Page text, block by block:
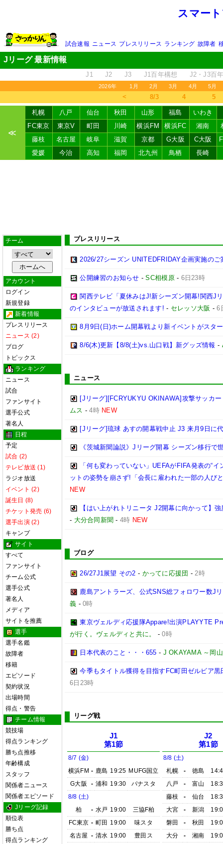
スマー
試合速報 ニュース プレスリリース ランキング 故障者
Jリーグ 最新情報
J1 J2 J3 J1百年構想 J2・J3百
2026年 1月 2月 3月 4月 5月
＜ 8/3 4 5
≪
札幌 八戸 仙台 秋田 山形 福島
いわき
FC東京
東京V 町田 川崎 横浜FM 横浜FC 湘南
藤枝
名古屋 岐阜 滋賀 京都 G大阪 C大阪
愛媛
今治 高知 福岡 北九州 鳥栖 長崎
チーム
アカウント
ログイン
新規登録
新着情報
プレスリリース
ニュース (2)
ブログ
トピックス
ランキング
ニュース
試合
ファンサイト
選手公式
著名人
日程
予定
試合 (2)
テレビ放送 (1)
ラジオ放送
イベント (2)
誕生日 (8)
チケット発売 (6)
選手出演 (2)
キャンプ
サイト
すべて
ファンサイト
チーム公式
選手公式
著名人
メディア
サイトを推薦
選手
選手名鑑
故障者
移籍
エピソード
契約状況
出場時間
得点・警告
チーム情報
競技場
得点ランキング
勝ち点推移
年齢構成
スタッフ
関係者ニュース
関係者エピソード
Jリーグ記録
順位表
勝ち点
得点ランキング
プレスリリース
2026/27シーズン UNITEDFRIDAY企画実施のご
公開練習のお知らせ -SC相模原- 6日23時
関西テレビ「夏休みはJ!新シーズン開幕!関西J
のインタビューが放送されます! - セレッソ大阪 -6
8月9日(日)ホーム開幕戦より新イベントがスタ
8/6(木)更新【8/8(土)vs.山口戦】新グッズ情報 -
ニュース
[Jリーグ][FCRYUKYU OKINAWA]攻撃サッカ
ムス -4時 NEW
[Jリーグ]琉球 あすの開幕戦中止 J3 来月9日に
《茨城新聞論説》Jリーグ開幕 シーズン移行で
「何も変わっていない」UEFAがFIFA発表の“
ットの姿勢を崩さず!「会長に雇われた一部の人び
NEW
【はい上がれトリニータ J2開幕に向かって】
- 大分合同新聞 - 4時 NEW
ブログ
26/27J1展望 その2 - かってに応援団 -2時
鹿島アントラーズ、公式SNS総フォロワー数J
義 -0時
東京ヴェルディ応援隊Appare!出演PLAYYTE
が行く。ヴェルディと共に。
-0時
日本代表のこと・・・655 - J OKAYAMA ～岡
今季もタイトル獲得を目指すFC町田ゼルビア
6日23時
リーグ戦
J1
第1節
8/7 (金)
横浜FM - 鹿島 19:25 MUFG国立
G大阪
- 浦和 19:30
パナスタ
8/8 (土)
柏
- 水戸 19:00
三協F柏
FC東京 - 町田 19:00
味スタ
名古屋 - 清水 19:00
豊田ス
J2
第1節
8/8 (土)
札幌
- 徳島
八戸
- 富山
藤枝
- 仙台
大宮
- 新潟
磐田
- 秋田
大分
- 湘南